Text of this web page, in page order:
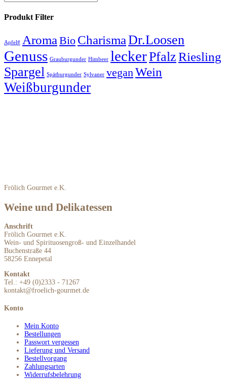
Produkt Filter
Apfel# AromaBio CharismaDr.Loosen
Genuss Grauburgunder Himbeer leckerPfalzRiesling
Spargel Spätburgunder Sylvaner veganWein
Weißburgunder
Frölich Gourmet e.K.
Weine und Delikatessen
Anschrift
Frölich Gourmet e.K.
Wein- und Spirituosengroß- und Einzelhandel
Buchenstraße 44
58256 Ennepetal
Kontakt
Tel.: +49 (0)2333 - 71267
kontakt@froelich-gourmet.de
Konto
Mein Konto
Bestellungen
Passwort vergessen
Lieferung und Versand
Bestellvorgang
Zahlungsarten
Widerrufsbelehrung